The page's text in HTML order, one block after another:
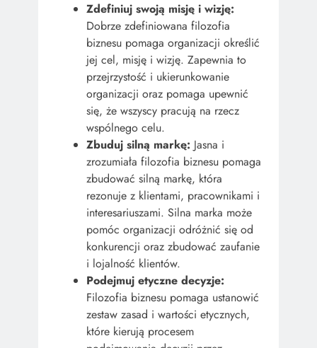
Zdefiniuj swoją misję i wizję:
Dobrze zdefiniowana filozofia
biznesu pomaga organizacji określić
jej cel, misję i wizję. Zapewnia to
przejrzystość i ukierunkowanie
organizacji oraz pomaga upewnić
się, że wszyscy pracują na rzecz
wspólnego celu.
Zbuduj silną markę: Jasna i
zrozumiała filozofia biznesu pomaga
zbudować silną markę, która
rezonuje z klientami, pracownikami i
interesariuszami. Silna marka może
pomóc organizacji odróżnić się od
konkurencji oraz zbudować zaufanie
i lojalność klientów.
Podejmuj etyczne decyzje:
Filozofia biznesu pomaga ustanowić
zestaw zasad i wartości etycznych,
które kierują procesem